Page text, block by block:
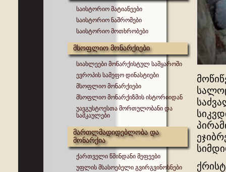
საისტორიო მატიანეები
საისტორიო ნაშრომები
საისტორიო მოთხრობები
მსოფლიო მონარქიები
სიახლეები მონარქისტულ სამყაროში
ევროპის სამეფო დინასტიები
მსოფლიო მონარქიები
მსოფლიო მონარქიზმის ისტორიიდან
უავგუსტოესთა მორთულობანი და
სამკაულები
მართლმადიდებლობა და
მონარქია
ქართველი წმინდანი მეფეები
უფლის მსასოებელი გვირგვინოსნები